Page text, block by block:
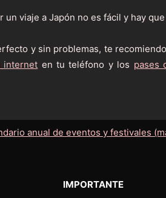
viaje a Japón no es fácil y hay
y sin problemas, te
internet en tu teléfono y los pases
IMPORTANTE